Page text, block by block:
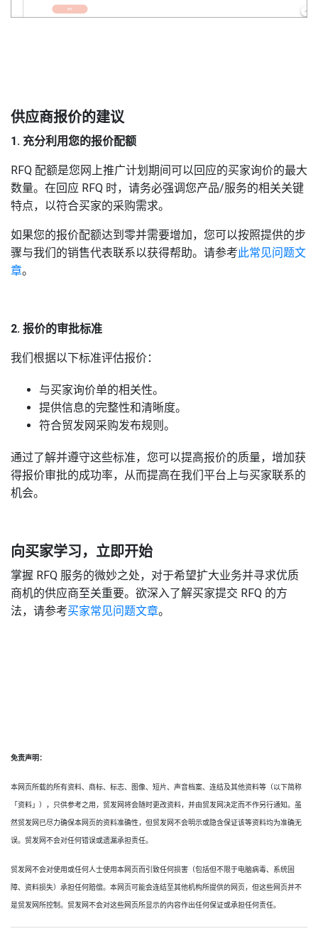
供应商报价的建议
1. 充分利用您的报价配额
RFQ 配额是您网上推广计划期间可以回应的买家询价的最大
数量。在回应 RFQ 时，请务必强调您产品/服务的相关关键
特点，以符合买家的采购需求。
如果您的报价配额达到零并需要增加，您可以按照提供的步
骤与我们的销售代表联系以获得帮助。请参考此常见问题文
章。
2. 报价的审批标准
我们根据以下标准评估报价：
与买家询价单的相关性。
提供信息的完整性和清晰度。
符合贸发网采购发布规则。
通过了解并遵守这些标准，您可以提高报价的质量，增加获
得报价审批的成功率，从而提高在我们平台上与买家联系的
机会。
向买家学习，立即开始
掌握 RFQ 服务的微妙之处，对于希望扩大业务并寻求优质
商机的供应商至关重要。欲深入了解买家提交 RFQ 的方
法，请参考买家常见问题文章。
免责声明：
本网页所载的所有资料、商标、标志、图像、短片、声音档案、连结及其他资料等（以下简称
「资料」），只供参考之用，贸发网将会随时更改资料，并由贸发网决定而不作另行通知。虽
然贸发网已尽力确保本网页的资料准确性，但贸发网不会明示或隐含保证该等资料均为准确无
误。贸发网不会对任何错误或遗漏承担责任。
贸发网不会对使用或任何人士使用本网页而引致任何损害（包括但不限于电脑病毒、系统固
障、资料损失）承担任何赔偿。本网页可能会连结至其他机构所提供的网页，但这些网页并不
是贸发网所控制。贸发网不会对这些网页所显示的内容作出任何保证或承担任何责任。